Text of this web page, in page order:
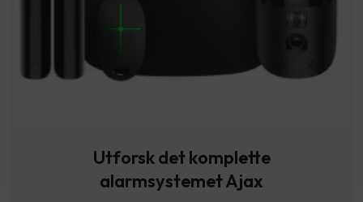
Utforsk det komplette
alarmsystemet Ajax